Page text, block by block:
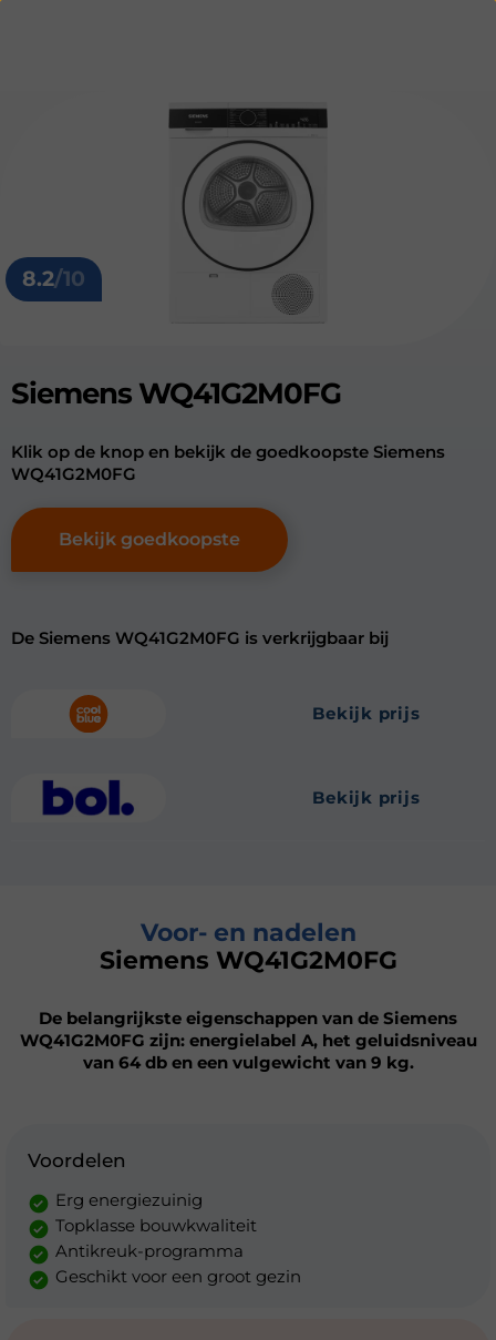
8.2/10
Siemens WQ41G2M0FG
Klik op de knop en bekijk de goedkoopste Siemens
WQ41G2M0FG
Bekijk goedkoopste
De Siemens WQ41G2M0FG is verkrijgbaar bij
bekijk prijs
bekijk prijs
Voor- en nadelen
Siemens WQ41G2M0FG
De belangrijkste eigenschappen van de Siemens
WQ41G2M0FG zijn: energielabel A, het geluidsniveau
van 64 db en een vulgewicht van 9 kg.
Voordelen
Erg energiezuinig
Topklasse bouwkwaliteit
Antikreuk-programma
Geschikt voor een groot gezin